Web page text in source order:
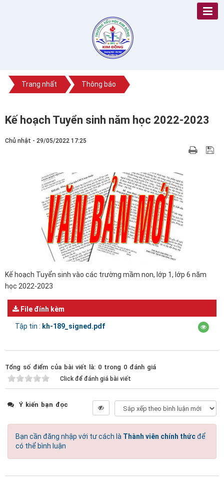
Trang nhất Thông báo
Kế hoạch Tuyển sinh năm học 2022-2023
Chủ nhật - 29/05/2022 17:25
Kế hoạch Tuyển sinh vào các trường mầm non, lớp 1, lớp 6 năm
học 2022-2023
File đính kèm
Tập tin : kh-189_signed.pdf
Tổng số điểm của bài viết là: 0 trong 0 đánh giá
Click để đánh giá bài viết
Ý kiến bạn đọc
Bạn cần đăng nhập với tư cách là Thành viên chính thứcđể
có thể bình luận